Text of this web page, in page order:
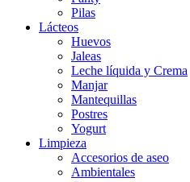
Pilas
Lácteos
Huevos
Jaleas
Leche líquida y Crema
Manjar
Mantequillas
Postres
Yogurt
Limpieza
Accesorios de aseo
Ambientales